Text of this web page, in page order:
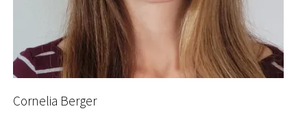
Cornelia Berger